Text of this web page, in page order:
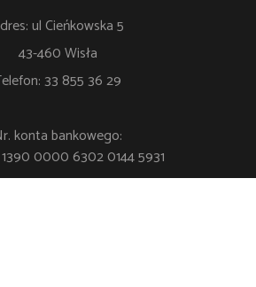
ul Cieńkowska 5
43-460 Wisła
33 855 36 29
konta bankowego:
0000 6302 0144 5931